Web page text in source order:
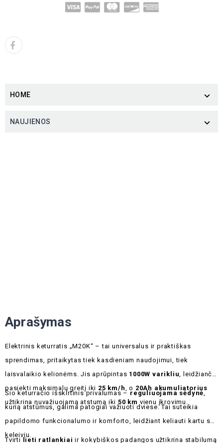
HOME 
NAUJIENOS 
Aprašymas
Elektrinis keturratis „M20K“ – tai universalus ir praktiškas
sprendimas, pritaikytas tiek kasdieniam naudojimui, tiek
laisvalaikio kelionėms. Jis aprūpintas 1000W varikliu , leidžiančiu
pasiekti maksimalų greitį iki 25 km/h , o 20Ah akumuliatorius
užtikrina nuvažiuojamą atstumą iki 50 km vienu įkrovimu.
Šio keturračio išskirtinis privalumas – reguliuojama sėdynė
kurią atstūmus, galima patogiai važiuoti dviese. Tai suteikia
papildomo funkcionalumo ir komforto, leidžiant keliauti kartu su
keleiviu.
Tvirti lieti ratlankiai ir kokybiškos padangos užtikrina stabilumą